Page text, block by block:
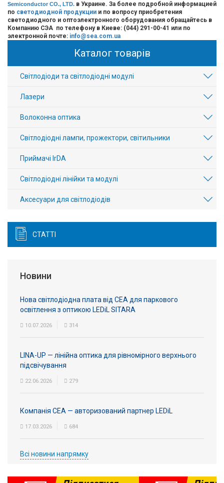
Semiconductor CO., LTD. в Украине. За более подробной информацией
по светодиодной продукции и по вопросу приобретения
светодиодного и оптоэлектронного оборудования обращайтесь в
Компанию СЭА по телефону в Киеве: (044) 291-00-41 или по
электронной почте: info@sea.com.ua
Каталог товарів
Світлодіоди та світлодіодні модулі
Лазери
Волоконна оптика
Світлодіодні лампи, прожектори, світильники
Приймачі IrDA
Світлодіодні лінійки та модулі
Аксесуари для світлодіодів
СТАТТІ
Новини
Нова світлодіодна плата від СЕА для паркового
освітлення з оптикою LEDiL SITARA
10.07.2026 314
LINA-UP — лінійна оптика для рівномірного верхнього
підсвічування
22.06.2026 279
Компанія СЕА — авторизований партнер LEDiL
17.03.2026 684
Всі новини напрямку